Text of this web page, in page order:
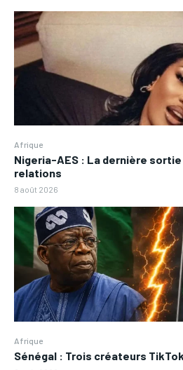
Afrique
Nigeria-AES : La dernière
relations
8 août 2026
Afrique
Sénégal : Trois créateurs